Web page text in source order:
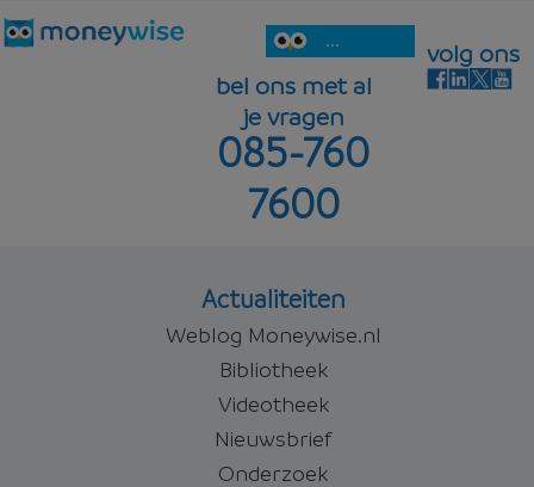
...
bel ons met al
je vragen
085-760
7600
volg ons
Actualiteiten
Weblog Moneywise.nl
Bibliotheek
Videotheek
Nieuwsbrief
Onderzoek